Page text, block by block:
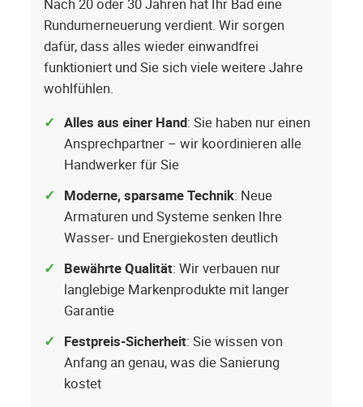
Nach 20 oder 30 Jahren hat Ihr Bad eine
Rundumerneuerung verdient. Wir sorgen
dafür, dass alles wieder einwandfrei
funktioniert und Sie sich viele weitere Jahre
wohlfühlen.
Alles aus einer Hand: Sie haben nur einen
Ansprechpartner – wir koordinieren alle
Handwerker für Sie
Moderne, sparsame Technik: Neue
Armaturen und Systeme senken Ihre
Wasser- und Energiekosten deutlich
Bewährte Qualität: Wir verbauen nur
langlebige Markenprodukte mit langer
Garantie
Festpreis-Sicherheit: Sie wissen von
Anfang an genau, was die Sanierung
kostet